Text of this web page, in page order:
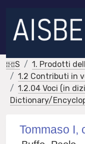
IRIS
1. Prodotti
1.2 Contributi in
1.2.04 Voci (in
Dictionary/
Tommaso I,